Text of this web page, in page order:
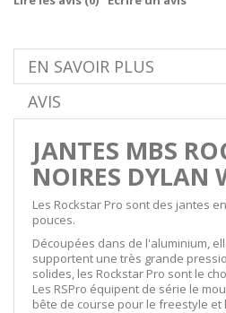
EN SAVOIR PLUS
AVIS
JANTES MBS
NOIRES DYLAN
Les Rockstar Pro sont des jantes
pouces.
Découpées dans de l'aluminium,
supportent une très grande
solides, les Rockstar Pro sont le
Les RSPro équipent de série le
bête de course pour le freestyle et